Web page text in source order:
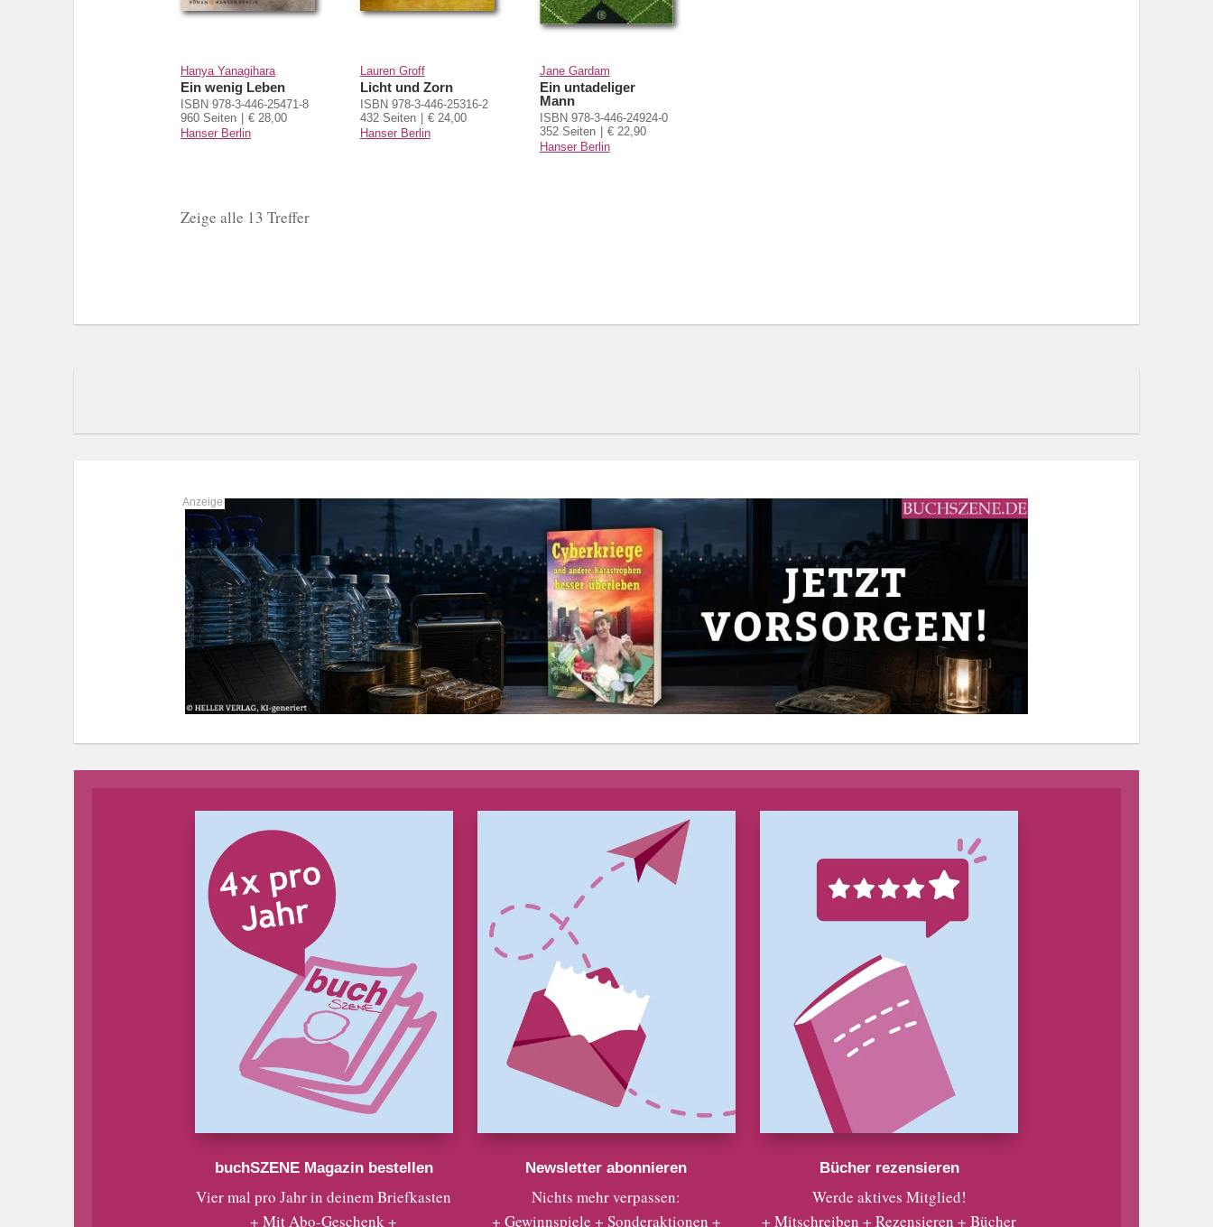
Hanya Yanagihara
Ein wenig Leben
ISBN 978-3-446-25471-8
960 Seiten
€ 28,00
Hanser Berlin
Lauren Groff
Licht und Zorn
ISBN 978-3-446-25316-2
432 Seiten
€ 24,00
Hanser Berlin
Jane Gardam
Ein untadeliger
Mann
ISBN 978-3-446-24924-0
352 Seiten
€ 22,90
Hanser Berlin
Zeige alle 13 Treffer
buchSZENE Magazin bestellen
Vier mal pro Jahr in deinem Briefkasten
+ Mit Abo-Geschenk +
Newsletter abonnieren
Nichts mehr verpassen:
+ Gewinnspiele + Sonderaktionen +
Bücher rezensieren
Werde aktives Mitglied!
+ Mitschreiben + Rezensieren + Bücher